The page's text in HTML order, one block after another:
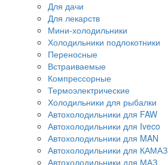
Для дачи
Для лекарств
Мини-холодильники
Холодильники подлокотники
Переносные
Встраиваемые
Компрессорные
Термоэлектрические
Холодильники для рыбалки
Автохолодильники для FAW
Автохолодильники для Iveco
Автохолодильники для MAN
Автохолодильники для КАМАЗ
Автохолодильники для МАЗ